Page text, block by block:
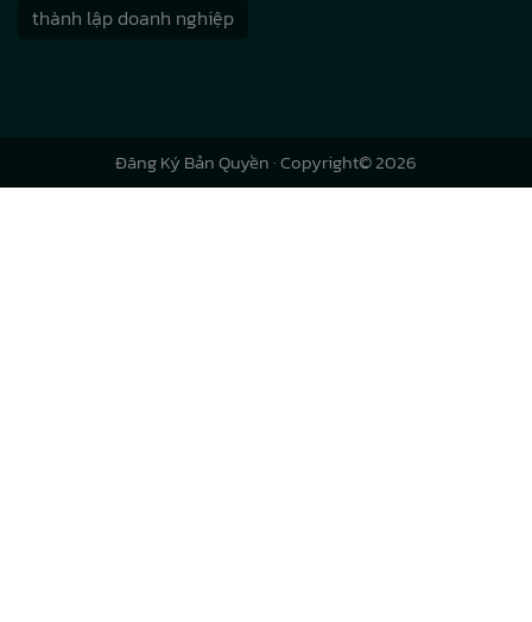
thành lập doanh nghiệp
Đăng Ký Bản Quyền· Copyright© 2026